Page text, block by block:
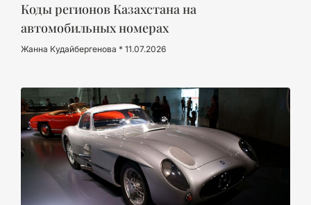
Коды регионов Казахстана на
автомобильных номерах
Жанна Кудайбергенова 11.07.2026